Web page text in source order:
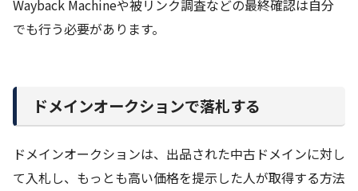
Wayback Machineや被リンク調査などの最終確認は自分
でも行う必要があります。
ドメインオークションで落札する
ドメインオークションは、出品された中古ドメインに対し
て入札し、もっとも高い価格を提示した人が取得する方法